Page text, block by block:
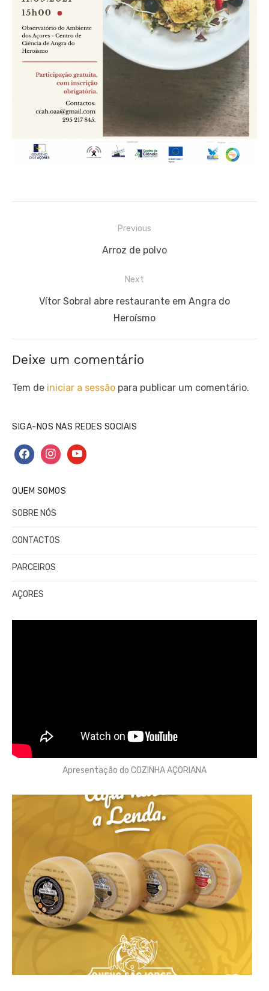
Previous
Previous
Arroz de polvo
Next
Vítor Sobral abre restaurante em Angra do
Heroísmo
Deixe um comentário
Tem de iniciar a sessão para publicar um comentário.
SIGA-NOS NAS REDES SOCIAIS
facebookinstagramyoutube
QUEM SOMOS
SOBRE NÓS
CONTACTOS
PARCEIROS
AÇORES
Apresentação do COZINHA AÇORIANA